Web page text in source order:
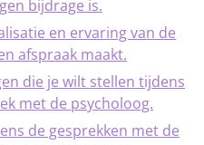
bijdrage is.
en ervaring van de
afspraak maakt.
die je wilt stellen tijdens
met de psycholoog.
de gesprekken met de